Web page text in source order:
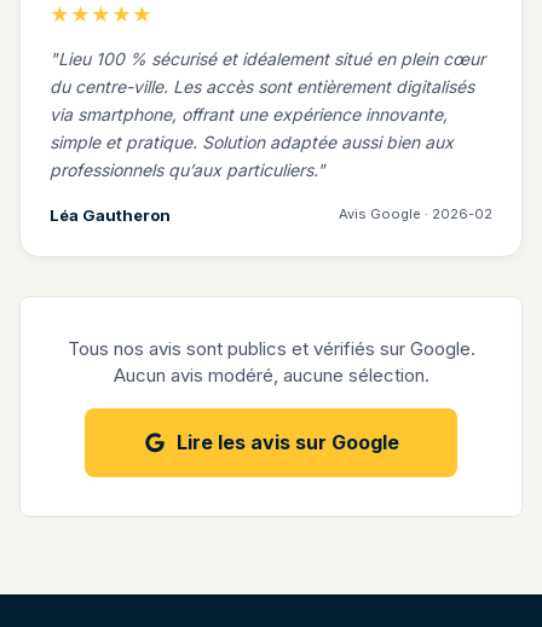
★★★★★
Lieu 100 % sécurisé et idéalement situé en plein cœur
du centre-ville. Les accès sont entièrement digitalisés
via smartphone, offrant une expérience innovante,
simple et pratique. Solution adaptée aussi bien aux
professionnels qu’aux particuliers.
Léa Gautheron Avis Google · 2026-02
Tous nos avis sont publics et vérifiés sur Google.
Aucun avis modéré, aucune sélection.
Lire les avis sur Google